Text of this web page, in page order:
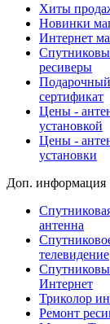
Хиты
Новинки
Интернет
ресиверы
Подарочный
сертификат
Цены -
установкой
Цены -
установки
Доп. информация
антенна
телевидение
Интернет
Триколор
Ремонт